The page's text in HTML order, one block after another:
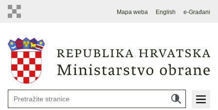
Mapa weba English e-Građani